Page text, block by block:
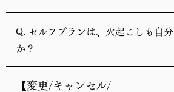
Q. セルフプランは、火起こしも自
か？
【変更/キャンセル/